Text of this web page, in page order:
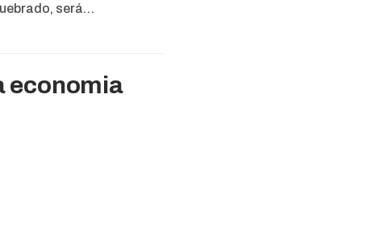
será…
economia